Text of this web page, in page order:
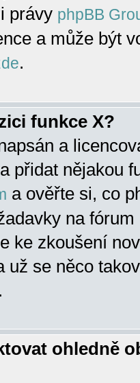
právy phpBB
a může být
.
funkce X?
a
přidat nějakou
a ověřte si, co
na
ke zkoušení
už se něco
ohledně